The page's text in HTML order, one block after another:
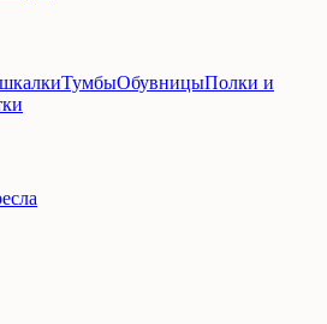
ТумбыОбувницыПолки и